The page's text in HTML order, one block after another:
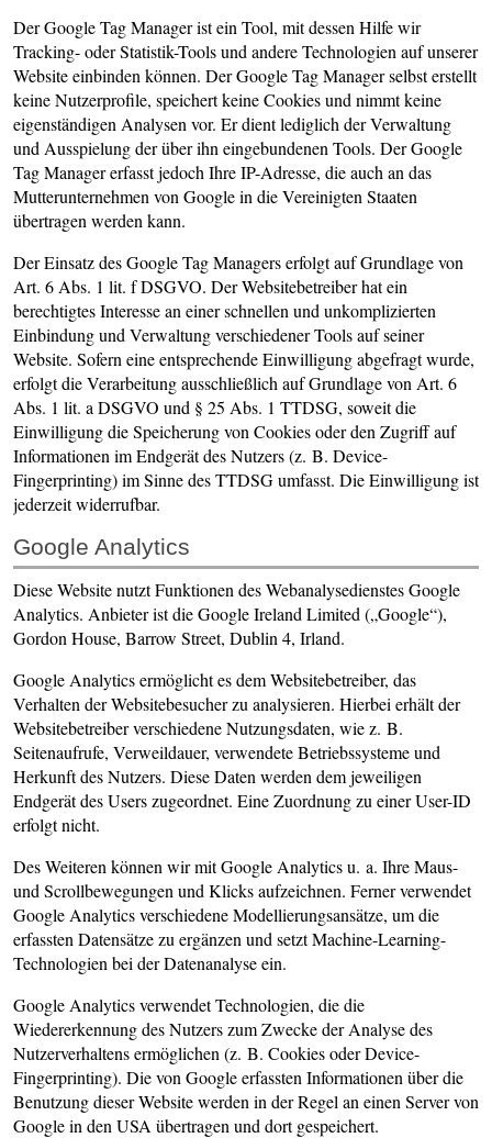
Der Google Tag Manager ist ein Tool, mit dessen Hilfe wir
Tracking- oder Statistik-Tools und andere Technologien auf unserer
Website einbinden können. Der Google Tag Manager selbst erstellt
keine Nutzerprofile, speichert keine Cookies und nimmt keine
eigenständigen Analysen vor. Er dient lediglich der Verwaltung
und Ausspielung der über ihn eingebundenen Tools. Der Google
Tag Manager erfasst jedoch Ihre IP-Adresse, die auch an das
Mutterunternehmen von Google in die Vereinigten Staaten
übertragen werden kann.
Der Einsatz des Google Tag Managers erfolgt auf Grundlage von
Art. 6 Abs. 1 lit. f DSGVO. Der Websitebetreiber hat ein
berechtigtes Interesse an einer schnellen und unkomplizierten
Einbindung und Verwaltung verschiedener Tools auf seiner
Website. Sofern eine entsprechende Einwilligung abgefragt wurde,
erfolgt die Verarbeitung ausschließlich auf Grundlage von Art. 6
Abs. 1 lit. a DSGVO und § 25 Abs. 1 TTDSG, soweit die
Einwilligung die Speicherung von Cookies oder den Zugriff auf
Informationen im Endgerät des Nutzers (z. B. Device-
Fingerprinting) im Sinne des TTDSG umfasst. Die Einwilligung ist
jederzeit widerrufbar.
Google Analytics
Diese Website nutzt Funktionen des Webanalysedienstes Google
Analytics. Anbieter ist die Google Ireland Limited („Google“),
Gordon House, Barrow Street, Dublin 4, Irland.
Google Analytics ermöglicht es dem Websitebetreiber, das
Verhalten der Websitebesucher zu analysieren. Hierbei erhält der
Websitebetreiber verschiedene Nutzungsdaten, wie z. B.
Seitenaufrufe, Verweildauer, verwendete Betriebssysteme und
Herkunft des Nutzers. Diese Daten werden dem jeweiligen
Endgerät des Users zugeordnet. Eine Zuordnung zu einer User-ID
erfolgt nicht.
Des Weiteren können wir mit Google Analytics u. a. Ihre Maus-
und Scrollbewegungen und Klicks aufzeichnen. Ferner verwendet
Google Analytics verschiedene Modellierungsansätze, um die
erfassten Datensätze zu ergänzen und setzt Machine-Learning-
Technologien bei der Datenanalyse ein.
Google Analytics verwendet Technologien, die die
Wiedererkennung des Nutzers zum Zwecke der Analyse des
Nutzerverhaltens ermöglichen (z. B. Cookies oder Device-
Fingerprinting). Die von Google erfassten Informationen über die
Benutzung dieser Website werden in der Regel an einen Server von
Google in den USA übertragen und dort gespeichert.